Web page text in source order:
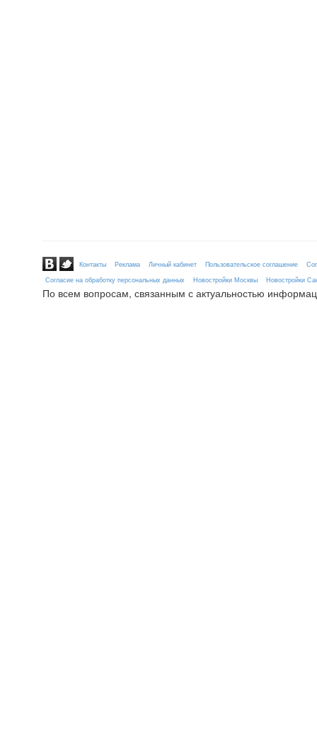
Контакты Реклама Личный кабинет Пользовательское соглашение
Согласие на обработку персональных данных
Новостройки Москвы Новостройки
По всем вопросам, связанным с актуальностью